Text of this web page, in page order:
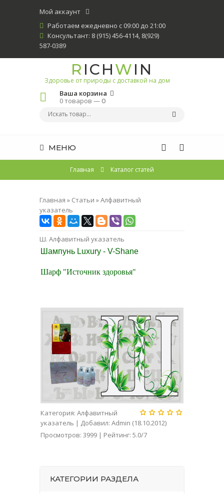
Мой аккаунт
Работаем ежедневно с 09:00 до 21:00
Консультант: 8 (915) 456-4114, 8(929)
587-0389
R ICHWIN
Здоровье от природы с доставкой на дом
Ваша корзина
0 товаров —0
МЕНЮ
Главная Каталог статей
Главная » Статьи »Алфавитный
указатель
Ш. Алфавитный указатель
Шампунь Luxury - V-Shane
Шарф "Источник здоровья"
Категория: Алфавитный
указатель | Добавил: Admin (18.10.2012)
Просмотров: 3999 | Рейтинг: 5.0/7
КАТЕГОРИИ РАЗДЕЛА